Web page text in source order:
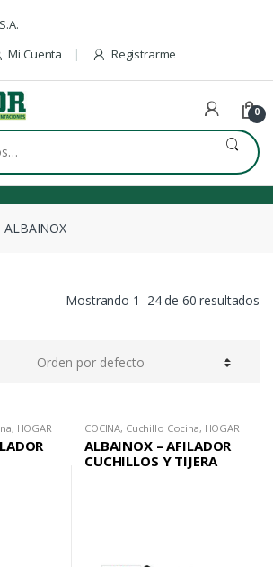
Mi Cuenta Registrarme
0
ALBAINOX
Mostrando 1–24 de 60 resultados
, HOGAR COCINA, Cuchillo Cocina, HOGAR
ALBAINOX – AFILADOR
CUCHILLOS Y TIJERA